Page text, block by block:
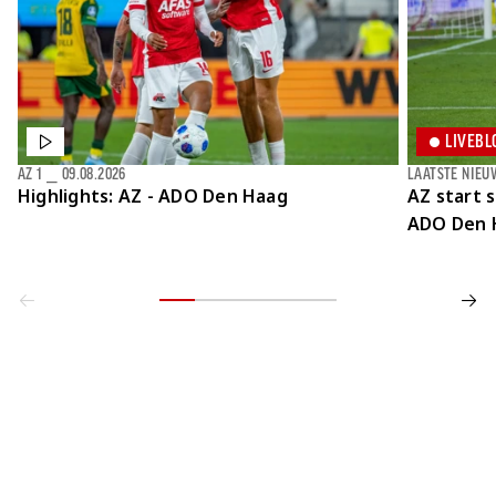
Highlights: AZ - ADO Den Haag
AZ 1 09.08.2026
AZ start
ADO Den
LAATSTE